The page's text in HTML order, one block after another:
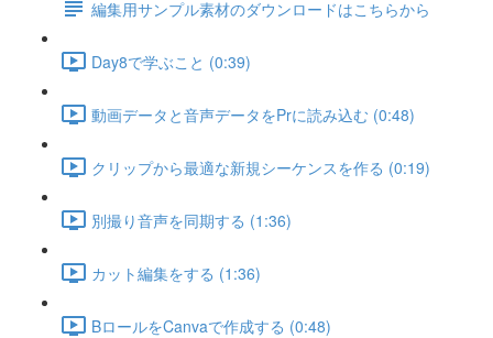
編集用サンプル素材のダウンロードはこちらから
Day8で学ぶこと (0:39)
動画データと音声データをPrに読み込む (0:48)
クリップから最適な新規シーケンスを作る (0:19)
別撮り音声を同期する (1:36)
カット編集をする (1:36)
BロールをCanvaで作成する (0:48)